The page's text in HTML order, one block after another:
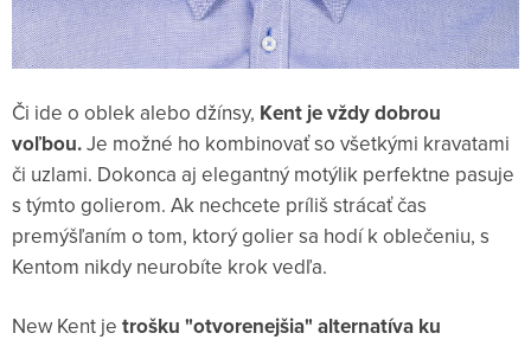
Či ide o oblek alebo džínsy, Kent je vždy dobrou
voľbou.Je možné ho kombinovať so všetkými kravatami
či uzlami. Dokonca aj elegantný motýlik perfektne pasuje
s týmto golierom. Ak nechcete príliš strácať čas
premýšľaním o tom, ktorý golier sa hodí k oblečeniu, s
Kentom nikdy neurobíte krok vedľa.
New Kent je trošku "otvorenejšia" alternatíva ku